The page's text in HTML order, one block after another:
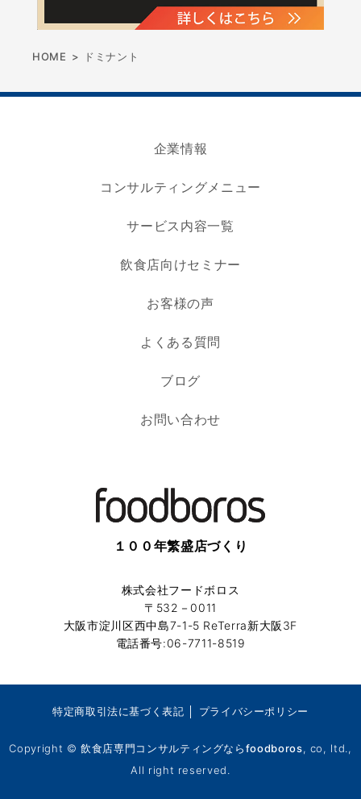
HOME > ドミナント
企業情報
コンサルティングメニュー
サービス内容一覧
飲食店向けセミナー
お客様の声
よくある質問
ブログ
お問い合わせ
１００年繁盛店づくり
株式会社フードボロス
〒532－0011
大阪市淀川区西中島7-1-5 ReTerra新大阪3F
電話番号:06-7711-8519
特定商取引法に基づく表記 プライバシーポリシー
Copyright ©飲食店専門コンサルティングならfoodboros, co, ltd.,
All right reserved.